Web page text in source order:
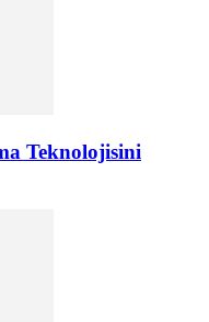
Teknolojisini